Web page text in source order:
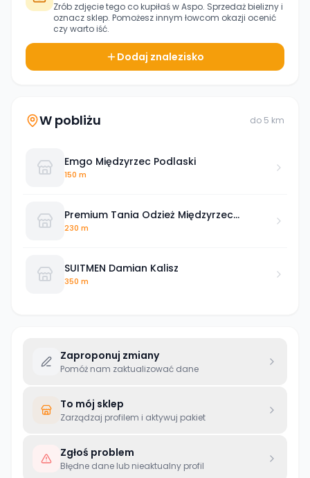
Zrób zdjęcie tego co kupiłaś wAspo. Sprzedaż bieliznyi
oznacz sklep. Pomożesz innym łowcom okazji ocenić
czy warto iść.
Dodaj znalezisko
W pobliżu do 5 km
Emgo Międzyrzec Podlaski
150 m
Premium Tania Odzież Międzyrzec
Podlaski
230 m
SUITMEN Damian Kalisz
350 m
Zaproponuj zmiany
Pomóż nam zaktualizować dane
To mój sklep
Zarządzaj profilem i aktywuj pakiet
Zgłoś problem
Błędne dane lub nieaktualny profil